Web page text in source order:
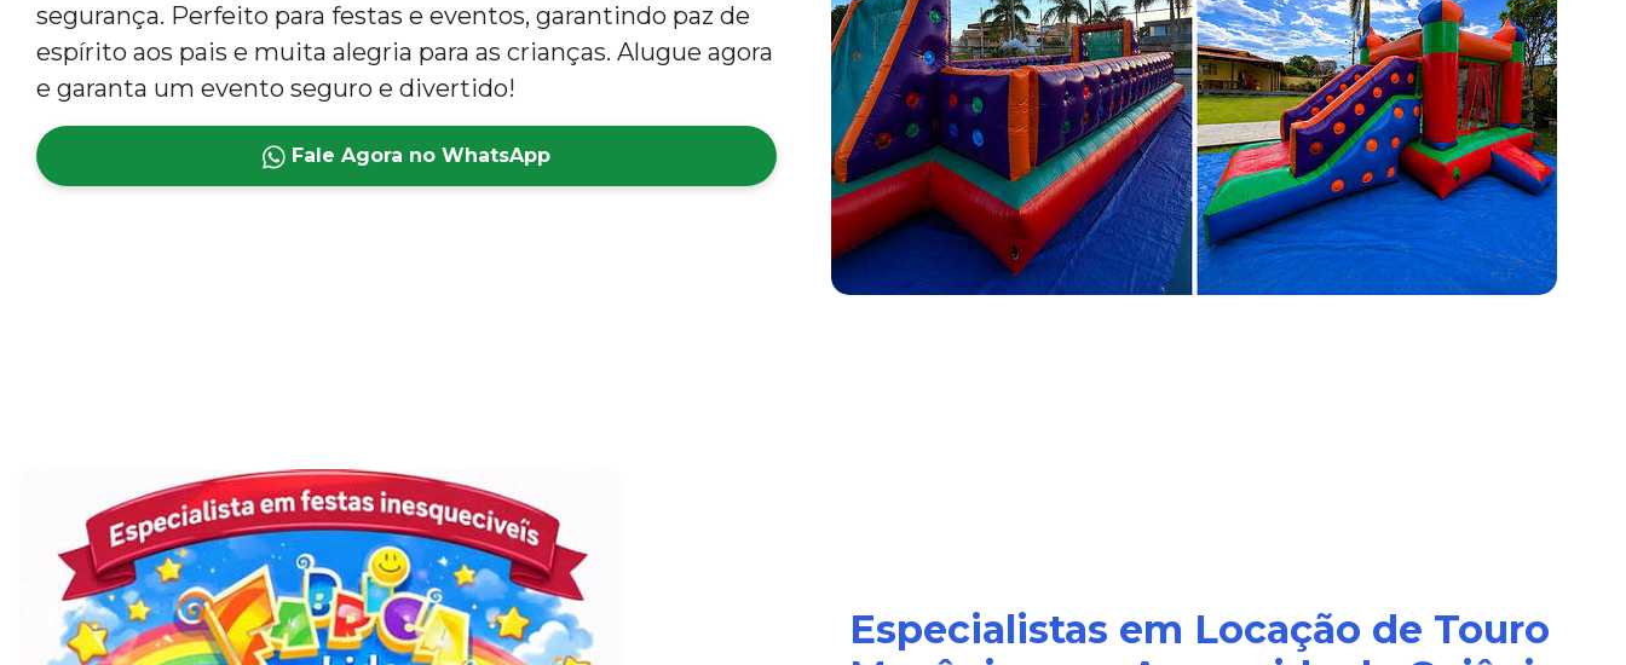
segurança. Perfeito para festas e eventos, garantindo paz de
espírito aos pais e muita alegria para as crianças. Alugue agora
e garanta um evento seguro e divertido!
Fale Agora no WhatsApp
Especialistas em Locação de Touro